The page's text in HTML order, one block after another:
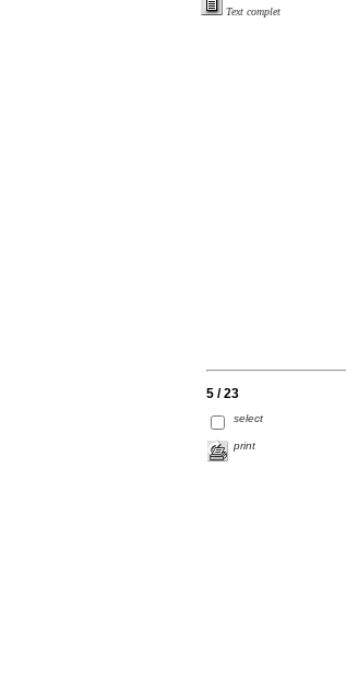
Text complet
5 / 23
select
print